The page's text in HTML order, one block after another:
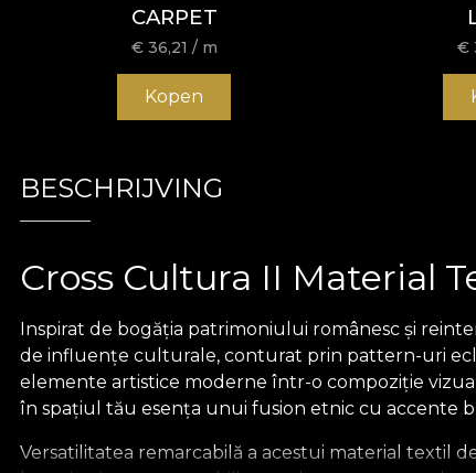
CARPET
€ 36,21 / m
Kopen
€
BESCHRIJVING
Cross Cultura II Material
Inspirat de bogăția patrimoniului românesc și
de influențe culturale, conturat prin pattern-uri
elemente artistice moderne într-o compoziție
în spațiul tău esența unui fusion etnic cu accente
Versatilitatea remarcabilă a acestui material textil